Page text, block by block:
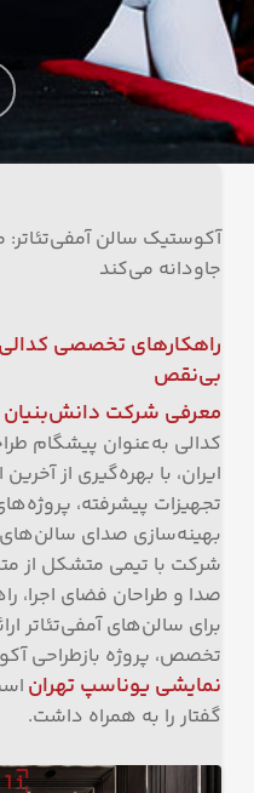
آکوستیک سالن
جاودانه می‌کند
راهکارهای تخصصی
بی‌نقص
معرفی شرکت دانش‌بنیان
کدالی به‌عنوان پیشگام
ایران، با بهره‌گیری از
تجهیزات پیشرفته،
بهینه‌سازی صدای سالن‌های
شرکت با تیمی متشکل از
صدا و طراحان فضای
برای سالن‌های آمفی‌تئاتر
تخصص، پروژه بازطراحی
نمایشی یوناسپ تهران
گفتار را به همراه داشت.